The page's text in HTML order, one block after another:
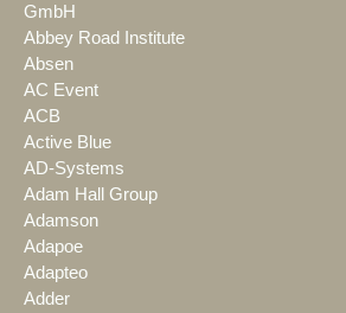
GmbH
Abbey Road Institute
Absen
AC Event
ACB
Active Blue
AD-Systems
Adam Hall Group
Adamson
Adapoe
Adapteo
Adder